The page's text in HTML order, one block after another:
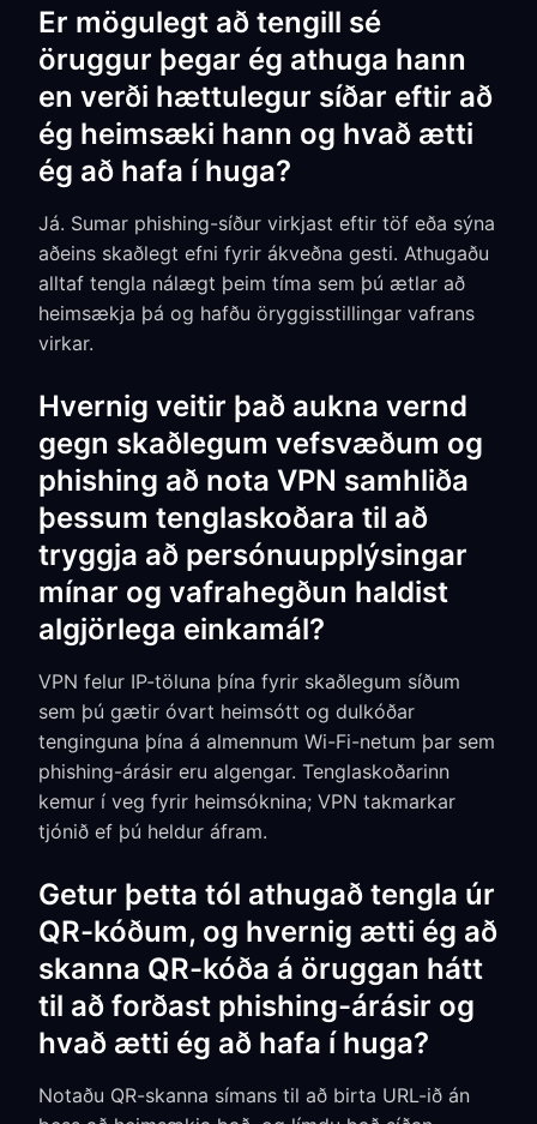
Er mögulegt að tengill sé
öruggur þegar ég athuga hann
en verði hættulegur síðar eftir að
ég heimsæki hann og hvað ætti
ég að hafa í huga?
Já. Sumar phishing-síður virkjast eftir töf eða sýna
aðeins skaðlegt efni fyrir ákveðna gesti. Athugaðu
alltaf tengla nálægt þeim tíma sem þú ætlar að
heimsækja þá og hafðu öryggisstillingar vafrans
virkar.
Hvernig veitir það aukna vernd
gegn skaðlegum vefsvæðum og
phishing að nota VPN samhliða
þessum tenglaskoðara til að
tryggja að persónuupplýsingar
mínar og vafrahegðun haldist
algjörlega einkamál?
VPN felur IP-töluna þína fyrir skaðlegum síðum
sem þú gætir óvart heimsótt og dulkóðar
tenginguna þína á almennum Wi-Fi-netum þar sem
phishing-árásir eru algengar. Tenglaskoðarinn
kemur í veg fyrir heimsóknina; VPN takmarkar
tjónið ef þú heldur áfram.
Getur þetta tól athugað tengla úr
QR-kóðum, og hvernig ætti ég að
skanna QR-kóða á öruggan hátt
til að forðast phishing-árásir og
hvað ætti ég að hafa í huga?
Notaðu QR-skanna símans til að birta URL-ið án